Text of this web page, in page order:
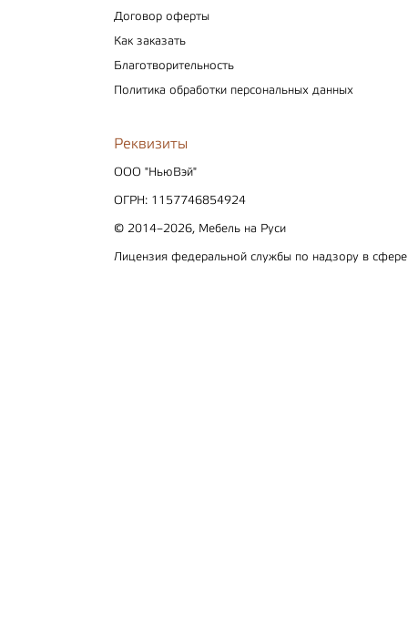
Договор оферты
Как заказать
Благотворительность
Политика обработки персональных данных
Реквизиты
ООО "НьюВэй"
ОГРН: 1157746854924
© 2014–2026, Мебель на Руси
Лицензия федеральной службы по надзору в